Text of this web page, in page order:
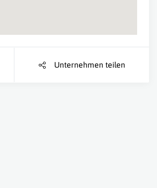
Unternehmen teilen